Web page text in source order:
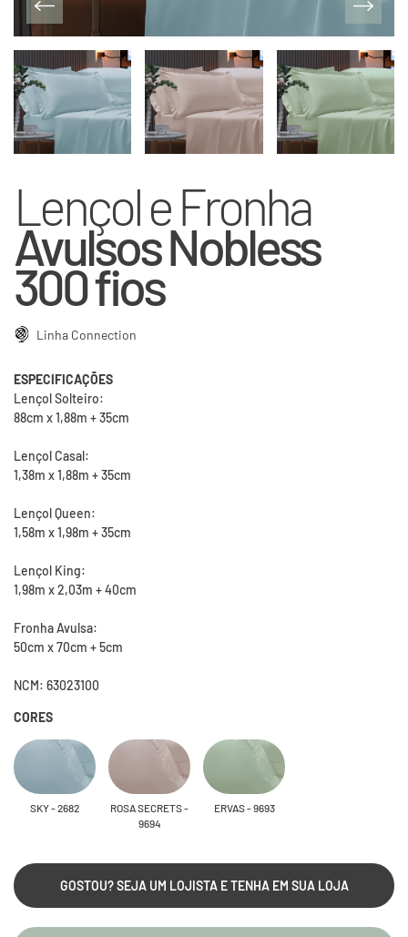
Lençol e Fronha
Avulsos Nobless
300 fios
Linha Connection
ESPECIFICAÇÕES
Lençol Solteiro:
88cm x 1,88m + 35cm
Lençol Casal:
1,38m x 1,88m + 35cm
Lençol Queen:
1,58m x 1,98m + 35cm
Lençol King:
1,98m x 2,03m + 40cm
Fronha Avulsa:
50cm x 70cm + 5cm
NCM: 63023100
CORES
SKY - 2682
ROSA SECRETS -
9694
ERVAS - 9693
GOSTOU? SEJA UM LOJISTA E TENHA EM SUA LOJA